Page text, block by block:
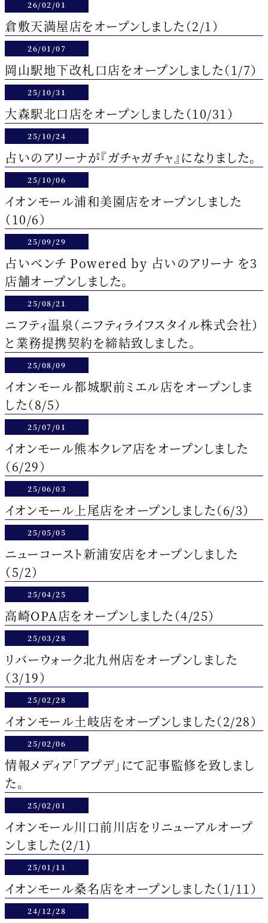
26/02/01
倉敷天満屋店をオープンしました（2/1）
26/01/07
岡山駅地下改札口店をオープンしました（1/7）
25/10/31
大森駅北口店をオープンしました（10/31）
25/10/24
占いのアリーナが『ガチャガチャ』になりました。
25/10/06
イオンモール浦和美園店をオープンしました
（10/6）
25/09/29
占いベンチ Powered by 占いのアリーナ を3
店舗オープンしました。
25/08/21
ニフティ温泉（ニフティライフスタイル株式会社）
と業務提携契約を締結致しました。
25/08/09
イオンモール都城駅前ミエル店をオープンしま
した（8/5）
25/07/01
イオンモール熊本クレア店をオープンしました
（6/29）
25/06/03
イオンモール上尾店をオープンしました（6/3）
25/05/05
ニューコースト新浦安店をオープンしました
（5/2）
25/04/25
高崎OPA店をオープンしました（4/25）
25/03/28
リバーウォーク北九州店をオープンしました
（3/19）
25/02/28
イオンモール土岐店をオープンしました（2/28）
25/02/06
情報メディア「アプデ」にて記事監修を致しまし
た。
25/02/01
イオンモール川口前川店をリニューアルオープ
ンしました(2/1)
25/01/11
イオンモール桑名店をオープンしました（1/11）
24/12/28